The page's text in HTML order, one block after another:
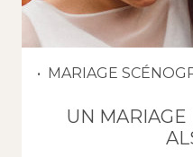
MARIAGE
UN